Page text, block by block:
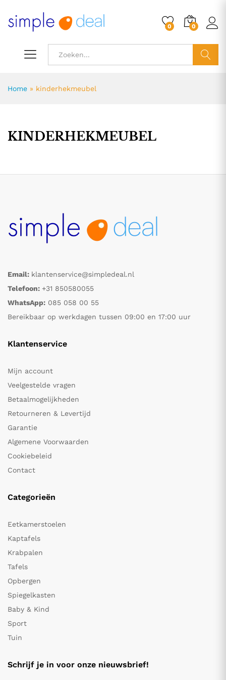
0 0
Home » kinderhekmeubel
KINDERHEKMEUBEL
Email: klantenservice@simpledeal.nl
Telefoon: +31 850580055
WhatsApp: 085 058 00 55
Bereikbaar op werkdagen tussen 09:00 en 17:00 uur
Klantenservice
Mijn account
Veelgestelde vragen
Betaalmogelijkheden
Retourneren & Levertijd
Garantie
Algemene Voorwaarden
Cookiebeleid
Contact
Categorieën
Eetkamerstoelen
Kaptafels
Krabpalen
Tafels
Opbergen
Spiegelkasten
Baby & Kind
Sport
Tuin
Schrijf je in voor onze nieuwsbrief!